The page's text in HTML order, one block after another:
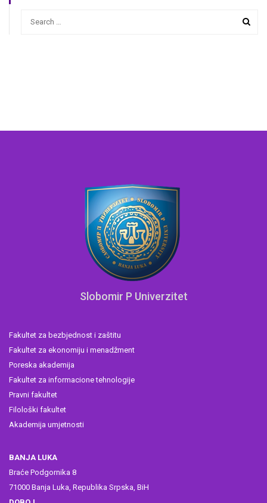
Slobomir P Univerzitet
Fakultet za bezbjednost i zaštitu
Fakultet za ekonomiju i menadžment
Poreska akademija
Fakultet za informacione tehnologije
Pravni fakultet
Filološki fakultet
Akademija umjetnosti
BANJA LUKA
Braće Podgornika 8
71000 Banja Luka, Republika Srpska, BiH